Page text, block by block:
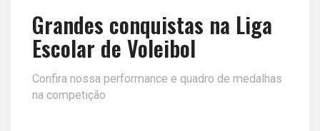
Grandes conquistas na Liga
Escolar de Voleibol
Confira nossa performance e quadro de medalhas
na competição